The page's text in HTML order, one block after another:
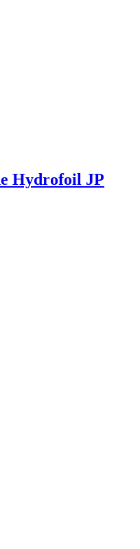
Hydrofoil JP